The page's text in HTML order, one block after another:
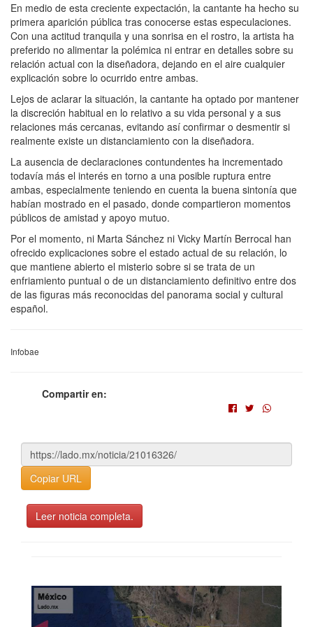
En medio de esta creciente expectación, la cantante ha hecho su
primera aparición pública tras conocerse estas especulaciones.
Con una actitud tranquila y una sonrisa en el rostro, la artista ha
preferido no alimentar la polémica ni entrar en detalles sobre su
relación actual con la diseñadora, dejando en el aire cualquier
explicación sobre lo ocurrido entre ambas.
Lejos de aclarar la situación, la cantante ha optado por mantener
la discreción habitual en lo relativo a su vida personal y a sus
relaciones más cercanas, evitando así confirmar o desmentir si
realmente existe un distanciamiento con la diseñadora.
La ausencia de declaraciones contundentes ha incrementado
todavía más el interés en torno a una posible ruptura entre
ambas, especialmente teniendo en cuenta la buena sintonía que
habían mostrado en el pasado, donde compartieron momentos
públicos de amistad y apoyo mutuo.
Por el momento, ni Marta Sánchez ni Vicky Martín Berrocal han
ofrecido explicaciones sobre el estado actual de su relación, lo
que mantiene abierto el misterio sobre si se trata de un
enfriamiento puntual o de un distanciamiento definitivo entre dos
de las figuras más reconocidas del panorama social y cultural
español.
Infobae
Compartir en:
Copiar URL
Leer noticia completa.